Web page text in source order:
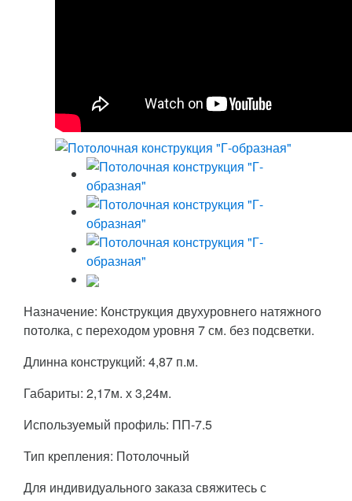
Назначение: Конструкция двухуровнего натяжного
потолка, с переходом уровня 7 см. без подсветки.
Длинна конструкций: 4,87 п.м.
Габариты: 2,17м. х 3,24м.
Используемый профиль: ПП-7.5
Тип крепления: Потолочный
Для индивидуального заказа свяжитесь с